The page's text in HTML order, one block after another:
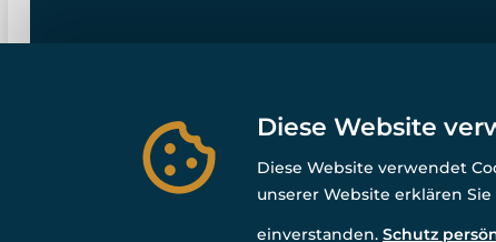
Diese Website
Diese Website verwendet
unserer Website erklären
einverstanden. Schutz